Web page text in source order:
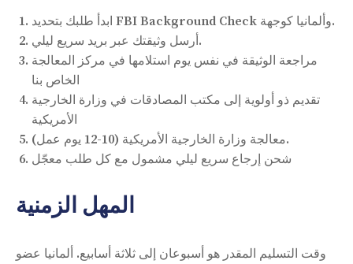
ابدأ طلبك بتحديد FBI Background Check وألمانيا كوجهة.
أرسل وثيقتك عبر بريد سريع ليلي.
مراجعة الوثيقة في نفس يوم استلامها في مركز المعالجة
الخاص بنا
تقديم ذو أولوية إلى مكتب المصادقات في وزارة الخارجية
الأمريكية
معالجة وزارة الخارجية الأمريكية (10-12 يوم عمل).
شحن إرجاع سريع ليلي مشمول مع كل طلب معجّل
المهل الزمنية
وقت التسليم المقدر هو أسبوعان إلى ثلاثة أسابيع. ألمانيا عضو